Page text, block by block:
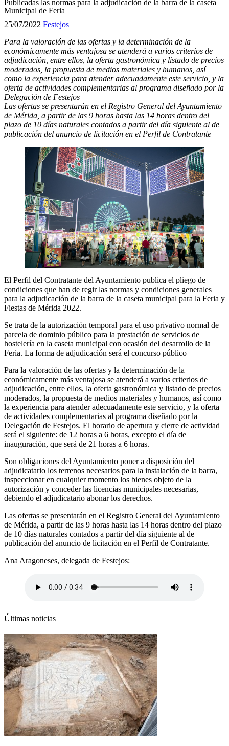
Publicadas las normas para la adjudicación de la barra de la caseta
Municipal de Feria
25/07/2022 Festejos
Para la valoración de las ofertas y la determinación de la
económicamente más ventajosa se atenderá a varios criterios de
adjudicación, entre ellos, la oferta gastronómica y listado de precios
moderados, la propuesta de medios materiales y humanos, así
como la experiencia para atender adecuadamente este servicio, y la
oferta de actividades complementarias al programa diseñado por la
Delegación de Festejos
Las ofertas se presentarán en el Registro General del Ayuntamiento
de Mérida, a partir de las 9 horas hasta las 14 horas dentro del
plazo de 10 días naturales contados a partir del día siguiente al de
publicación del anuncio de licitación en el Perfil de Contratante
El Perfil del Contratante del Ayuntamiento publica el pliego de
condiciones que han de regir las normas y condiciones generales
para la adjudicación de la barra de la caseta municipal para la Feria y
Fiestas de Mérida 2022.
Se trata de la autorización temporal para el uso privativo normal de
parcela de dominio público para la prestación de servicios de
hostelería en la caseta municipal con ocasión del desarrollo de la
Feria. La forma de adjudicación será el concurso público
Para la valoración de las ofertas y la determinación de la
económicamente más ventajosa se atenderá a varios criterios de
adjudicación, entre ellos, la oferta gastronómica y listado de precios
moderados, la propuesta de medios materiales y humanos, así como
la experiencia para atender adecuadamente este servicio, y la oferta
de actividades complementarias al programa diseñado por la
Delegación de Festejos. El horario de apertura y cierre de actividad
será el siguiente: de 12 horas a 6 horas, excepto el día de
inauguración, que será de 21 horas a 6 horas.
Son obligaciones del Ayuntamiento poner a disposición del
adjudicatario los terrenos necesarios para la instalación de la barra,
inspeccionar en cualquier momento los bienes objeto de la
autorización y conceder las licencias municipales necesarias,
debiendo el adjudicatario abonar los derechos.
Las ofertas se presentarán en el Registro General del Ayuntamiento
de Mérida, a partir de las 9 horas hasta las 14 horas dentro del plazo
de 10 días naturales contados a partir del día siguiente al de
publicación del anuncio de licitación en el Perfil de Contratante.
Ana Aragoneses, delegada de Festejos:
Últimas noticias